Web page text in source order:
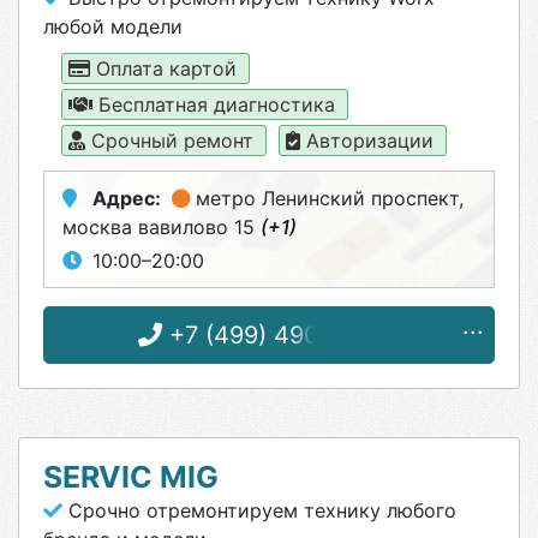
любой модели
Оплата картой
Бесплатная диагностика
Срочный ремонт
Авторизации
Адрес: метро Ленинский проспект,
москва вавилово 15 (+1)
10:00–20:00
+7 (499) 490-48-82
SERVIC MIG
Срочно отремонтируем технику любого